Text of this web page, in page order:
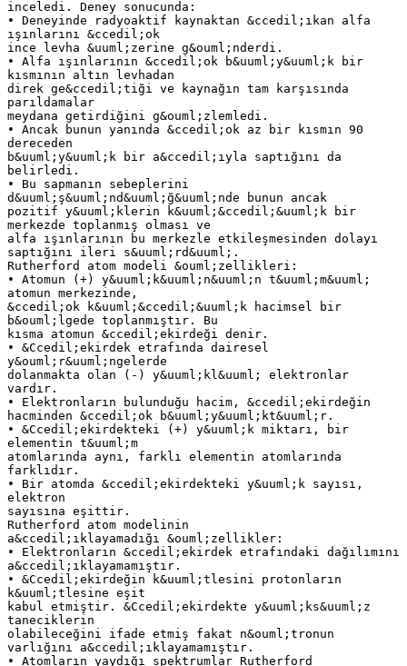
inceledi. Deney sonucunda:
• Deneyinde radyoaktif kaynaktan &ccedil;ıkan alfa
ışınlarını &ccedil;ok
ince levha &uuml;zerine g&ouml;nderdi.
• Alfa ışınlarının &ccedil;ok b&uuml;y&uuml;k bir
kısmının altın levhadan
direk ge&ccedil;tiği ve kaynağın tam karşısında
parıldamalar
meydana getirdiğini g&ouml;zlemledi.
• Ancak bunun yanında &ccedil;ok az bir kısmın 90
dereceden
b&uuml;y&uuml;k bir a&ccedil;ıyla saptığını da
belirledi.
• Bu sapmanın sebeplerini
d&uuml;ş&uuml;nd&uuml;ğ&uuml;nde bunun ancak
pozitif y&uuml;klerin k&uuml;&ccedil;&uuml;k bir
merkezde toplanmış olması ve
alfa ışınlarının bu merkezle etkileşmesinden dolayı
saptığını ileri s&uuml;rd&uuml;.
Rutherford atom modeli &ouml;zellikleri:
• Atomun (+) y&uuml;k&uuml;n&uuml;n t&uuml;m&uuml;
atomun merkezinde,
&ccedil;ok k&uuml;&ccedil;&uuml;k hacimsel bir
b&ouml;lgede toplanmıştır. Bu
kısma atomun &ccedil;ekirdeği denir.
• &Ccedil;ekirdek etrafında dairesel
y&ouml;r&uuml;ngelerde
dolanmakta olan (-) y&uuml;kl&uuml; elektronlar
vardır.
• Elektronların bulunduğu hacim, &ccedil;ekirdeğin
hacminden &ccedil;ok b&uuml;y&uuml;kt&uuml;r.
• &Ccedil;ekirdekteki (+) y&uuml;k miktarı, bir
elementin t&uuml;m
atomlarında aynı, farklı elementin atomlarında
farklıdır.
• Bir atomda &ccedil;ekirdekteki y&uuml;k sayısı,
elektron
sayısına eşittir.
Rutherford atom modelinin
a&ccedil;ıklayamadığı &ouml;zellikler:
• Elektronların &ccedil;ekirdek etrafındaki dağılımını
a&ccedil;ıklayamamıştır.
• &Ccedil;ekirdeğin k&uuml;tlesini protonların
k&uuml;tlesine eşit
kabul etmiştir. &Ccedil;ekirdekte y&uuml;ks&uuml;z
taneciklerin
olabileceğini ifade etmiş fakat n&ouml;tronun
varlığını a&ccedil;ıklayamamıştır.
• Atomların yaydığı spektrumlar Rutherford